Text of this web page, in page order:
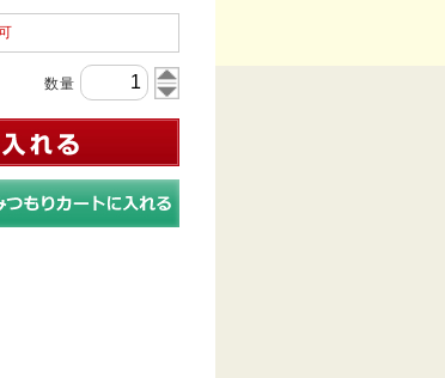
数量